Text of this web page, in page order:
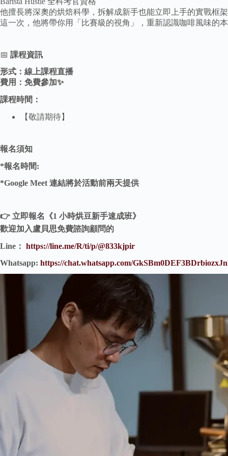
他擅長將深奧的烘焙科學，拆解成新手也能立即上手的實戰框
這一次，他將帶你用「比賽級的視角」，重新認識咖啡風味的
📅 課程資訊
形式：線上課程直播
費用：免費參加✨
課程時間：
【敬請期待】
報名須知
*報名時間:
*Google Meet 連結將於活動前兩天提供
👉 立即報名《1 小時烘豆新手速成班》
歡迎加入盧貝思免費諮詢顧問的
Line： https://line.me/R/ti/p/@833kjpir
Whatsapp: https://chat.whatsapp.com/